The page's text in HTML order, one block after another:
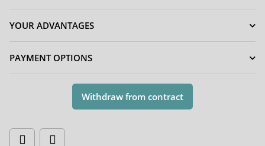
YOUR ADVANTAGES
PAYMENT OPTIONS
Withdraw from contract